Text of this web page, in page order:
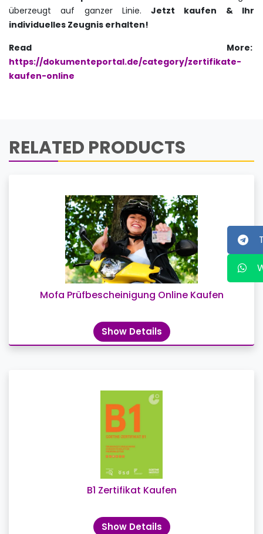
überzeugt auf ganzer Linie.Jetzt kaufen & Ihr
individuelles Zeugnis erhalten!
Read More:
https://dokumenteportal.de/category/zertifikate-
kaufen-online
RELATED PRODUCTS
Mofa Prüfbescheinigung Online Kaufen
Show Details
B1 Zertifikat Kaufen
Show Details